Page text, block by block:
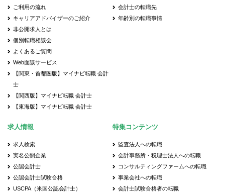
ご利用の流れ
キャリアアドバイザーのご紹介
非公開求人とは
個別転職相談会
よくあるご質問
Web面談サービス
【関東・首都圏版】マイナビ転職 会計
士
【関西版】マイナビ転職 会計士
【東海版】マイナビ転職 会計士
会計士の転職先
年齢別の転職事情
求人情報
求人検索
実名公開企業
公認会計士
公認会計士試験合格
USCPA（米国公認会計士）
特集コンテンツ
監査法人への転職
会計事務所・税理士法人への転職
コンサルティングファームへの転職
事業会社への転職
会計士試験合格者の転職